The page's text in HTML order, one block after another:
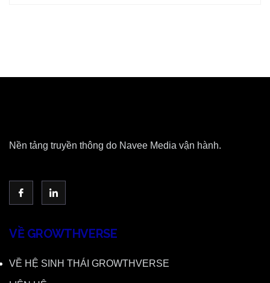
Nền tảng truyền thông do Navee Media vận hành.
VỀ GROWTHVERSE
VỀ HỆ SINH THÁI GROWTHVERSE